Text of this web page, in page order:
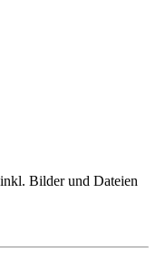
Bilder und Dateien